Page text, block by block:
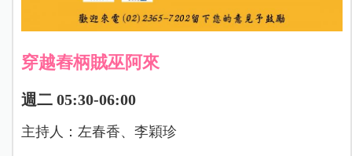
穿越舂柄賊巫阿來
週二 05:30-06:00
主持人：左春香、李穎珍